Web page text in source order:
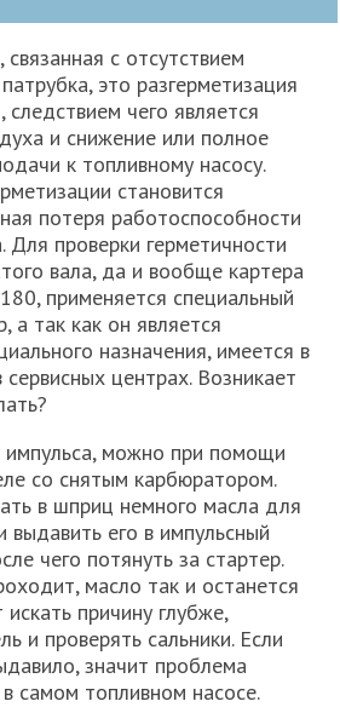
с отсутствием
это разгерметизация
следствием чего является
и снижение или полное
к топливному насосу.
становится
потеря работоспособности
Для проверки герметичности
вала, да и вообще картера
применяется специальный
а так как он является
назначения, имеется в
центрах. Возникает
импульса, можно при помощи
со снятым карбюратором.
в шприц немного масла для
выдавить его в импульсный
чего потянуть за стартер.
масло так и останется
причину глубже,
и проверять сальники. Если
значит проблема
самом топливном насосе.